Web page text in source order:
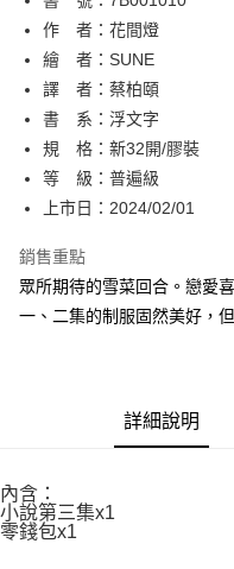
便利好安心！
１．簡單：不需註冊會員、不需
２．便利：只要手機號碼，簡訊
３．安心：先確認商品／服務後
【「AFTEE先享後付」結帳流程
１．於結帳方式選擇「AFTEE
結帳頁面，進行簡訊認證並確認
２．訂單成立數日內，您將收到
３．收到繳費通知簡訊後14天內
※ 請注意：結帳手續完成當下不
購買商品的店家。未經商家同意
後付繳納相關費用。
※ 交易是否成功請以「AFTEE
１．透過由恩沛科技股份有限
易，需依本服務之必要範圍內
２．關於個人資料處理事宜，請
https://aftee.tw/terms/#terms3
３．未成年的使用者請事先徵得
運送方式
全家取貨付款
每筆NT$80，滿NT$500(含
付款後全家取貨
每筆NT$80，滿NT$500(含
每筆NT$80，滿NT$500(含
付款後萊爾富取貨
每筆NT$80，滿NT$500(含
每筆NT$80，滿NT$500(含以
作 者：花間燈
繪 者：SUNE
譯 者：蔡柏頤
書 系：浮文字
規 格：新32開/膠裝
等 級：普遍級
上市日：2024/02/01
銷售重點
眾所期待的雪菜回合。戀愛
一、二集的制服固然美好，
詳細說明
內含：
小說第三集x1
零錢包x1